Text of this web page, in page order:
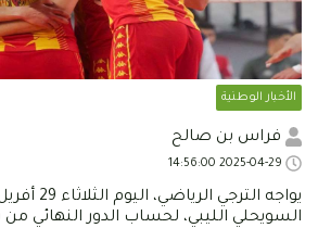
الأخبار الوطنية
فراس بن صالح
السويحلي الليبي، لحساب الدور النهائي من